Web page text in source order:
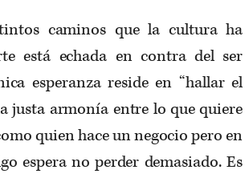
caminos que la cultura ha
está echada en contra del ser
esperanza reside en “hallar el
justa armonía entre lo que quiere
quien hace un negocio pero en
espera no perder demasiado. Es